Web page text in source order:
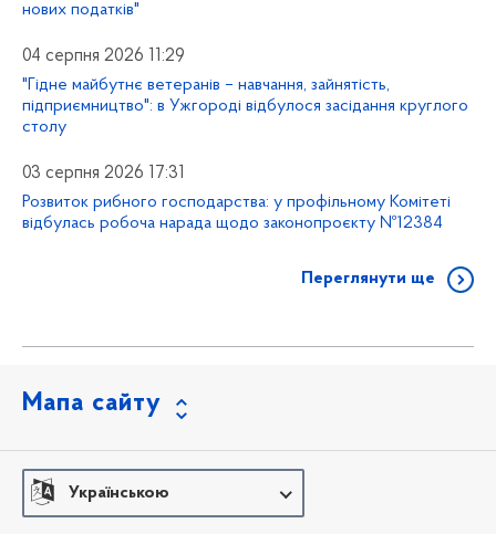
нових податків"
04 серпня 2026 11:29
"Гідне майбутнє ветеранів – навчання, зайнятість,
підприємництво": в Ужгороді відбулося засідання круглого
столу
03 серпня 2026 17:31
Розвиток рибного господарства: у профільному Комітеті
відбулась робоча нарада щодо законопроєкту №12384
Переглянути ще
Мапа сайту
Українською